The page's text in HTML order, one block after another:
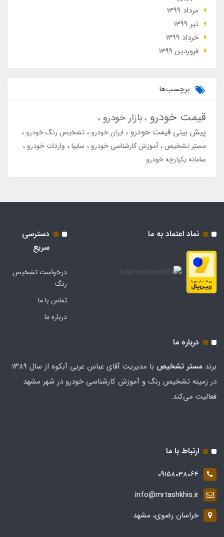
مرداد 1399
تير 1399
خرداد 1399
فروردین 1399
برچسب‌ها
قیمت خودرو بازار خودرو
پیش بینی قیمت خودرو ایران خودرو
تشخیص رنگ خودرو
مستر تشخیص آموزش کارشناسی خودرو سایپا
واردات خودرو
سامانه یکپارچه خودرو
نماد اعتماد به ما
دسترسی
سریع
درخواست تشخیص
رنگ
تماس با ما
درباره ما
درباره ما
برند مستر تشخيص
با مدیریت آقای عباس عربی آبکوه از سال ۱۳۸۹
در زمینه تشخیص رنگ و آموزش کارشناسی خودرو در شهر مشهد
فعالیت می‌کند.
ارتباط با ما
09158038064
info@mrtashkhis.ir
خراسان رضوی، مشهد